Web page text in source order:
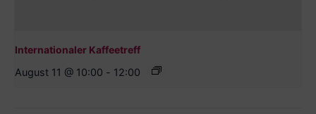
Internationaler Kaffeetreff
August 11 @ 10:00 - 12:00